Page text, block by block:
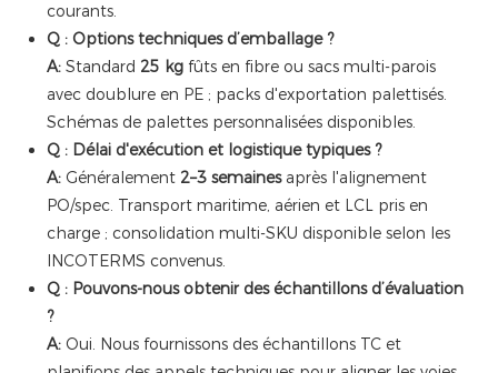
courants.
Q : Options techniques d’emballage ?
A: Standard 25 kg fûts en fibre ou sacs multi-parois
avec doublure en PE ; packs d'exportation palettisés.
Schémas de palettes personnalisées disponibles.
Q : Délai d'exécution et logistique typiques ?
A: Généralement 2–3 semaines après l'alignement
PO/spec. Transport maritime, aérien et LCL pris en
charge ; consolidation multi-SKU disponible selon les
INCOTERMS convenus.
Q : Pouvons-nous obtenir des échantillons d’évaluation
?
A: Oui. Nous fournissons des échantillons TC et